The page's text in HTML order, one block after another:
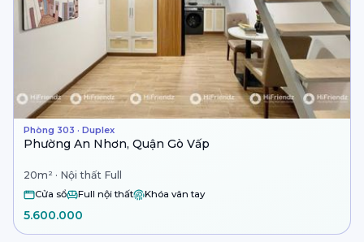
Phòng 303 · Duplex
Phường An Nhơn, Quận Gò Vấp
20m² · Nội thất Full
Cửa sổ Full nội thất Khóa vân tay
5.600.000